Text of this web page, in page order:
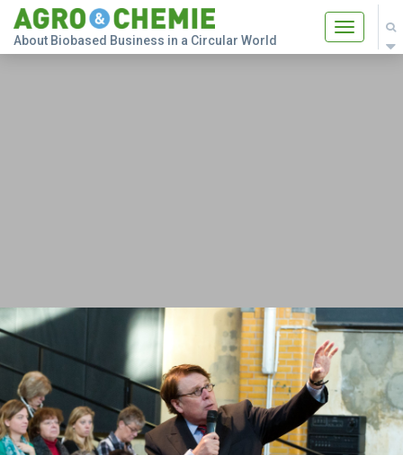
Toggle
About Biobased Business in a Circular World